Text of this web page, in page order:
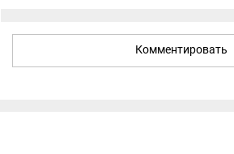
Комментировать